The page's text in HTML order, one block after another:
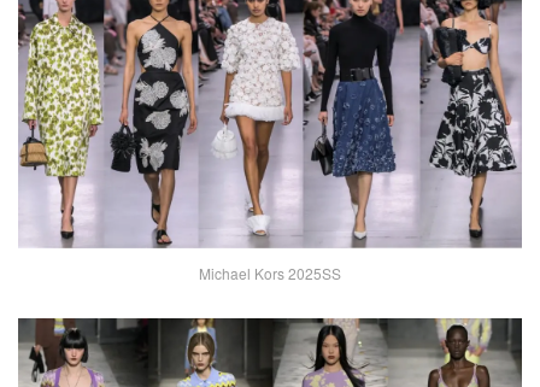
Michael Kors 2025SS